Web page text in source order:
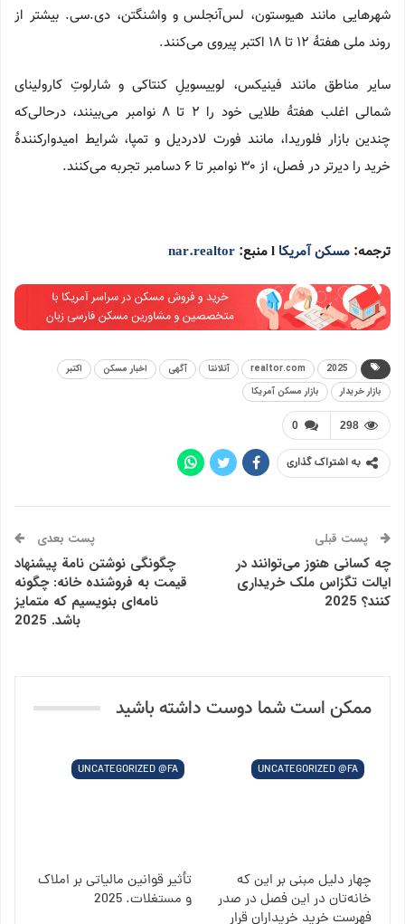
شهرهایی مانند هیوستون، لس‌آنجلس و واشنگتن، دی.سی. بیشتر از
روند ملی هفتهٔ ۱۲ تا ۱۸ اکتبر پیروی می‌کنند.
سایر مناطق مانند فینیکس، لوییسویلِ کنتاکی و شارلوتِ کارولینای
شمالی اغلب هفتهٔ طلایی خود را ۲ تا ۸ نوامبر می‌بینند، درحالی‌که
چندین بازار فلوریدا، مانند فورت لادردیل و تمپا، شرایط امیدوارکنندهٔ
خرید را دیرتر در فصل، از ۳۰ نوامبر تا ۶ دسامبر تجربه می‌کنند.
ترجمه: مسکن آمریکا nar.realtor
2025
realtor.com آتلانتا آگهی اخبار مسکن
اکتبر
بازار خریدار
بازار مسکن آمریکا
0 298
به اشتراک گذاری
پست قبلی
چه کسانی هنوز می‌توانند در
ایالت تگزاس ملک خریداری
کنند؟ 2025
پست بعدی
چگونگی نوشتن نامة پیشنهاد
قیمت به فروشنده خانه: چگونه
نامه‌ای بنویسیم که متمایز
باشد. 2025
ممکن است شما دوست داشته باشید
UNCATEGORIZED @FA
چهار دلیل مبنی بر این که
خانه‌تان در این فصل در صدر
فهرست خرید خریداران قرار
UNCATEGORIZED @FA
تأثیر قوانین مالیاتی بر املاک
و مستغلات. 2025